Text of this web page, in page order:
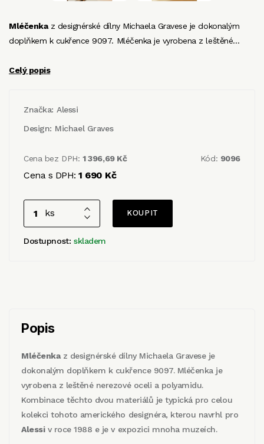
Mléčenkaz designérské dílny Michaela Gravese je dokonalým
doplňkem k cukřence 9097. Mléčenka je vyrobena z leštěné…
Celý popis
Značka: Alessi
Design: Michael Graves
Cena bez DPH:1 396,69 Kč
Cena s DPH:1 690 Kč
Kód: 9096
ks
Dostupnost: skladem
Popis
Mléčenkaz designérské dílny Michaela Gravese je
dokonalým doplňkem k cukřence 9097. Mléčenka je
vyrobena z leštěné nerezové oceli a polyamidu.
Kombinace těchto dvou materiálů je typická pro celou
kolekci tohoto amerického designéra, kterou navrhl pro
Alessiv roce 1988 e je v expozici mnoha muzeích.